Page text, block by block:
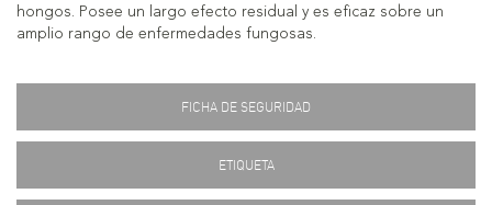
hongos. Posee un largo efecto residual y es eficaz sobre un
amplio rango de enfermedades fungosas.
FICHA DE SEGURIDAD
ETIQUETA